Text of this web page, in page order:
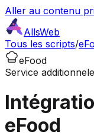
Aller au contenu
AllsWeb
Tous les scripts/
eFood
Service additionnel
eFood